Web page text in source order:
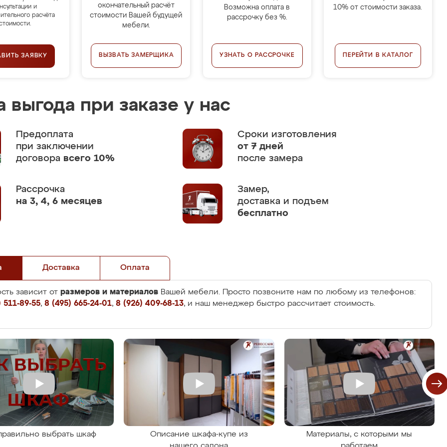
и
расчёта
ЗАЯВКУ
окончательный расчёт
стоимости Вашей будущей
мебели.
ВЫЗВАТЬ ЗАМЕРЩИКА
Возможна оплата в
рассрочку без %.
УЗНАТЬ О РАССРОЧКЕ
10% от стоимости заказа.
ПЕРЕЙТИ В КАТАЛОГ
выгода при заказе у нас
Предоплата
при заключении
договора всего 10%
Сроки изготовления
от 7 дней
после замера
Рассрочка
на 3, 4, 6 месяцев
Замер,
доставка и подъем
бесплатно
Доставка Оплата
зависит от размеров и материалов Вашей мебели. Просто позвоните нам по любому из телефонов:
89-55, 8 (495) 665-24-01, 8 (926) 409-68-13, и наш менеджер быстро рассчитает стоимость.
выбрать шкаф
Описание шкафа-купе из
Материалы, с которыми мы